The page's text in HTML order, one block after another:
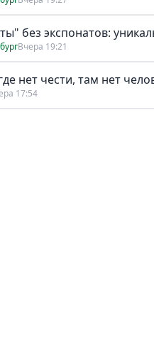
без экспонатов:
Вчера 19:21
нет чести, там нет
17:54